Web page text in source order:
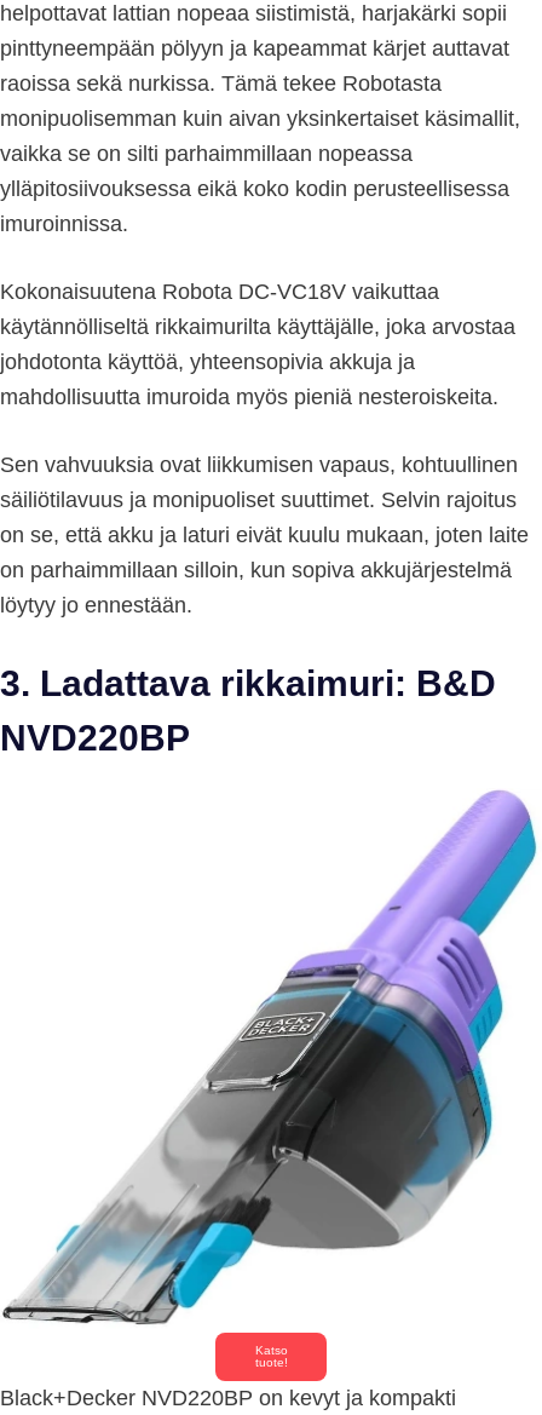
helpottavat lattian nopeaa siistimistä, harjakärki sopii
pinttyneempään pölyyn ja kapeammat kärjet auttavat
raoissa sekä nurkissa. Tämä tekee Robotasta
monipuolisemman kuin aivan yksinkertaiset käsimallit,
vaikka se on silti parhaimmillaan nopeassa
ylläpitosiivouksessa eikä koko kodin perusteellisessa
imuroinnissa.
Kokonaisuutena Robota DC-VC18V vaikuttaa
käytännölliseltä rikkaimurilta käyttäjälle, joka arvostaa
johdotonta käyttöä, yhteensopivia akkuja ja
mahdollisuutta imuroida myös pieniä nesteroiskeita.
Sen vahvuuksia ovat liikkumisen vapaus, kohtuullinen
säiliötilavuus ja monipuoliset suuttimet. Selvin rajoitus
on se, että akku ja laturi eivät kuulu mukaan, joten laite
on parhaimmillaan silloin, kun sopiva akkujärjestelmä
löytyy jo ennestään.
3. Ladattava rikkaimuri: B&D
NVD220BP
Katso
tuote!
Black+Decker NVD220BP on kevyt ja kompakti